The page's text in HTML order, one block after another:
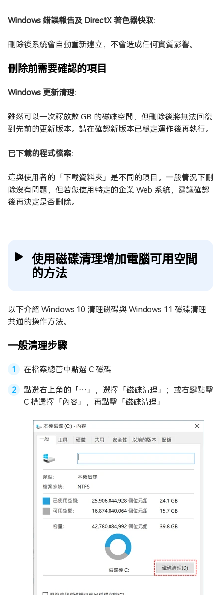
Windows 錯誤報告及 DirectX 著色器快取：
刪除後系統會自動重新建立，不會造成任何實質影響。
刪除前需要確認的項目
Windows 更新清理：
雖然可以一次釋放數 GB 的磁碟空間，但刪除後將無法回復
到先前的更新版本。請在確認新版本已穩定運作後再執行。
已下載的程式檔案：
這與使用者的「下載資料夾」是不同的項目。一般情況下刪
除沒有問題，但若您使用特定的企業 Web 系統，建議確認
後再決定是否刪除。
使用磁碟清理增加電腦可用空間
的方法
以下介紹 Windows 10 清理磁碟與 Windows 11 磁碟清理
共通的操作方法。
一般清理步驟
在檔案總管中點選 C 磁碟
點選右上角的「⋯」，選擇「磁碟清理」；或右鍵點擊
C 槽選擇「內容」，再點擊「磁碟清理」